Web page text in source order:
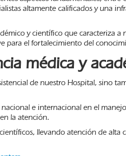
altamente calificados y una
y científico que caracteriza
el fortalecimiento del
médica y
de nuestro Hospital, sino
e internacional en el
la atención.
llevando atención de alta